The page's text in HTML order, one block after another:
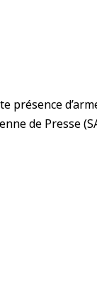
présence